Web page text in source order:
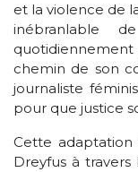
et la violence de
inébranlable
quotidiennement
chemin de son
journaliste
pour que justice
Cette adaptation
Dreyfus à